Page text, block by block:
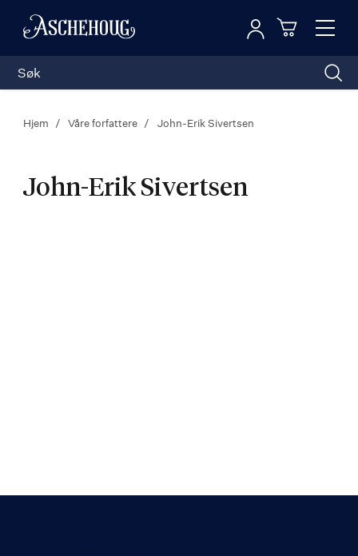
Toggle
Logg inn
Hjem Våre forfattere John-Erik Sivertsen
John-Erik Sivertsen